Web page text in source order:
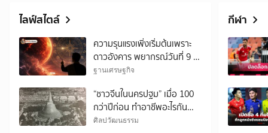
ไลฟ์สไตล์
ความรุนแรงเพิ่งเริ่มต้นเพราะ
ดาวอังคาร พยากรณ์วันที่ 9 -
15 ส.ค. 2569
ฐานเศรษฐกิจ
“ชาวจีนในนครปฐม” เมื่อ 100
กว่าปีก่อน ทำอาชีพอะไรกัน
บ้าง?
ศิลปวัฒนธรรม
กีฬา